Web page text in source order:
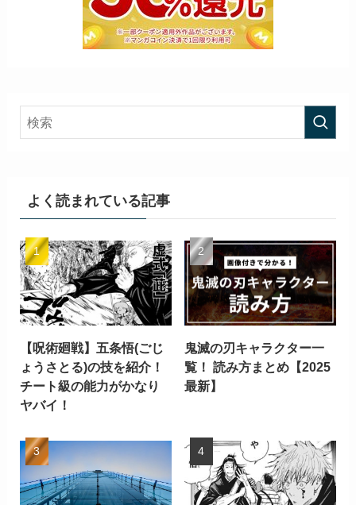
よく読まれている記事
【呪術廻戦】五条悟(ごじ
ょうさとる)の技を紹介！
チート級の能力がかなり
ヤバイ！
鬼滅の刃キャラクター一
覧！ 読み方まとめ【2025
最新】